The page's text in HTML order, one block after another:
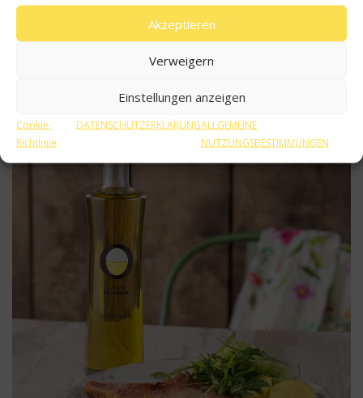
Akzeptieren
Verweigern
Einstellungen anzeigen
Cookie-
Richtlinie
DATENSCHUTZERKLÄRUNGALLGEMEINE
NUTZUNGSBESTIMMUNGEN
2) Die geräucherten Schweinekoteletts in der Pfanne
versiegeln. 3) Mit deutschem Senf und ein paar